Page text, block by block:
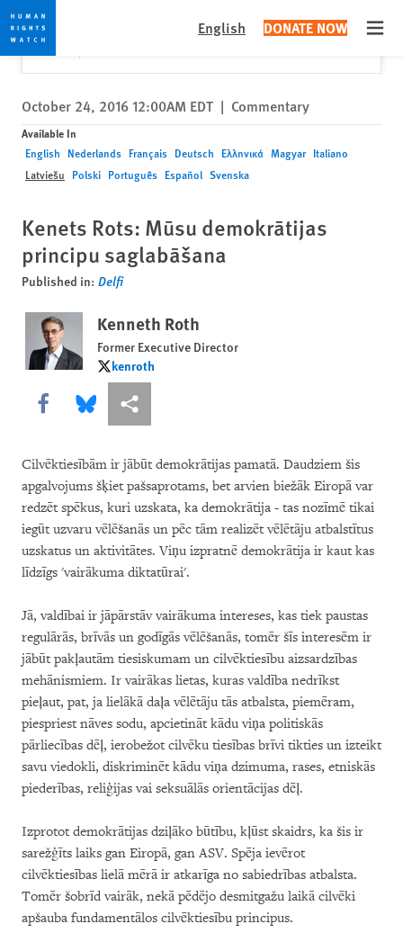
Skip
to
cookie
privacy
notice
Skip
to
main
content
English DONATE NOW
Would you like to read this page in English?
Yes
✕
October 24, 2016 12:00AM EDT | Commentary
Available In
English Nederlands Français Deutsch Ελληνικά Magyar Italiano
Latviešu Polski Português Español Svenska
Kenets Rots: Mūsu demokrātijas
principu saglabāšana
Published in: Delfi
Kenneth Roth
Former Executive Director
kenroth
kenroth
Share this via Facebook
Share this via Bluesky
More sharing options
Cilvēktiesībām ir jābūt demokrātijas pamatā. Daudziem šis
apgalvojums šķiet pašsaprotams, bet arvien biežāk Eiropā var
redzēt spēkus, kuri uzskata, ka demokrātija - tas nozīmē tikai
iegūt uzvaru vēlēšanās un pēc tām realizēt vēlētāju atbalstītus
uzskatus un aktivitātes. Viņu izpratnē demokrātija ir kaut kas
līdzīgs 'vairākuma diktatūrai'.
Jā, valdībai ir jāpārstāv vairākuma intereses, kas tiek paustas
regulārās, brīvās un godīgās vēlēšanās, tomēr šīs interesēm ir
jābūt pakļautām tiesiskumam un cilvēktiesību aizsardzības
mehānismiem. Ir vairākas lietas, kuras valdība nedrīkst
pieļaut, pat, ja lielākā daļa vēlētāju tās atbalsta, piemēram,
piespriest nāves sodu, apcietināt kādu viņa politiskās
pārliecības dēļ, ierobežot cilvēku tiesības brīvi tikties un izteikt
savu viedokli, diskriminēt kādu viņa dzimuma, rases, etniskās
piederības, reliģijas vai seksuālās orientācijas dēļ.
Izprotot demokrātijas dziļāko būtību, kļūst skaidrs, ka šis ir
sarežģīts laiks gan Eiropā, gan ASV. Spēja ievērot
cilvēktiesības lielā mērā ir atkarīga no sabiedrības atbalsta.
Tomēr šobrīd vairāk, nekā pēdējo desmitgažu laikā cilvēki
apšauba fundamentālos cilvēktiesību principus.